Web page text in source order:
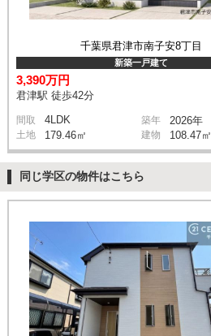
千葉県君津市南子安8丁目
新築一戸建て
3,390万円
君津駅 徒歩42分
間取 4LDK 築年 2026年
土地 179.46㎡ 建物 108.47㎡
同じ学区の物件はこちら